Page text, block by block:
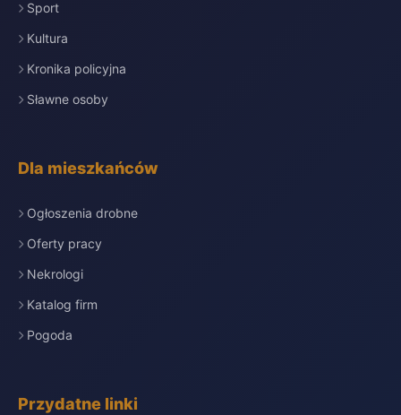
Sport
Kultura
Kronika policyjna
Sławne osoby
Dla mieszkańców
Ogłoszenia drobne
Oferty pracy
Nekrologi
Katalog firm
Pogoda
Przydatne linki